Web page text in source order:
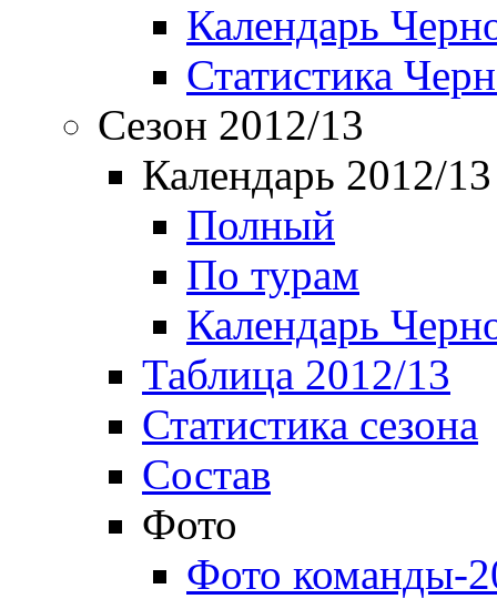
Календарь
Статистика
Сезон 2012/13
Календарь 2012/13
Полный
По турам
Календарь
Таблица 2012/13
Статистика сезона
Состав
Фото
Фото команды-